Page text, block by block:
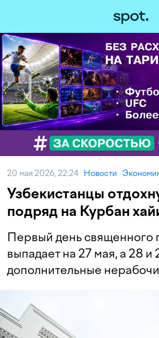
20 мая 2026, 22:24 Новости
Узбекистанцы
подряд на Курбан
Первый день священного
выпадает на 27 мая, а 28
дополнительные